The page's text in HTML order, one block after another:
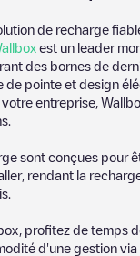
de recharge
est un leader
des bornes de
de pointe et design
entreprise,
sont conçues pour
rendant la
profitez de temps
d'une gestion